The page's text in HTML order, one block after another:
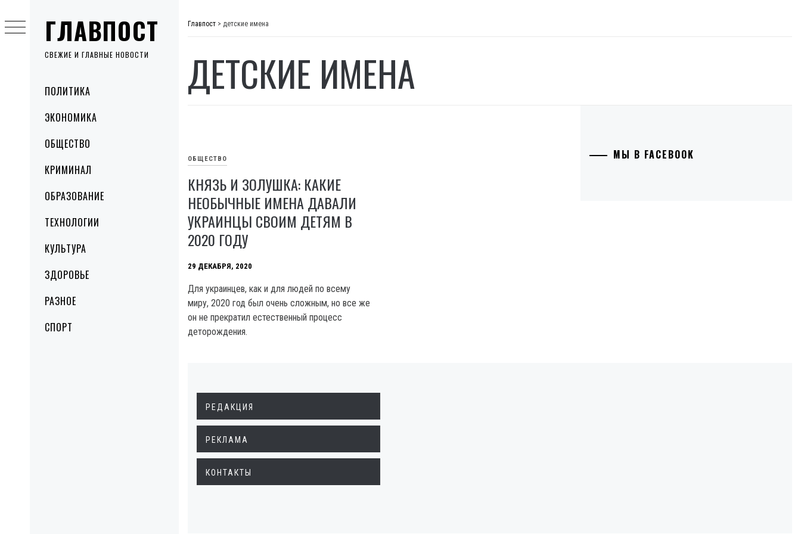
ГЛАВПОСТ
СВЕЖИЕ И ГЛАВНЫЕ НОВОСТИ
MenuПОЛИТИКА
ЭКОНОМИКА
ОБЩЕСТВО
КРИМИНАЛ
ОБРАЗОВАНИЕ
ТЕХНОЛОГИИ
КУЛЬТУРА
ЗДОРОВЬЕ
РАЗНОЕ
СПОРТ
to
content
Главпост > детские имена
ДЕТСКИЕ ИМЕНА
ОБЩЕСТВО
КНЯЗЬ И ЗОЛУШКА: КАКИЕ
НЕОБЫЧНЫЕ ИМЕНА ДАВАЛИ
УКРАИНЦЫ СВОИМ ДЕТЯМ В
2020 ГОДУ
29 ДЕКАБРЯ, 2020
Для украинцев, как и для людей по всему
миру, 2020 год был очень сложным, но все же
он не прекратил естественный процесс
деторождения.
МЫ В FACEBOOK
РЕДАКЦИЯ
РЕКЛАМА
КОНТАКТЫ